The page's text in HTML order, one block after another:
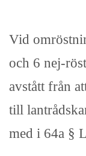
Vid
och 6 nej-
avstått från
till
med i 64a §